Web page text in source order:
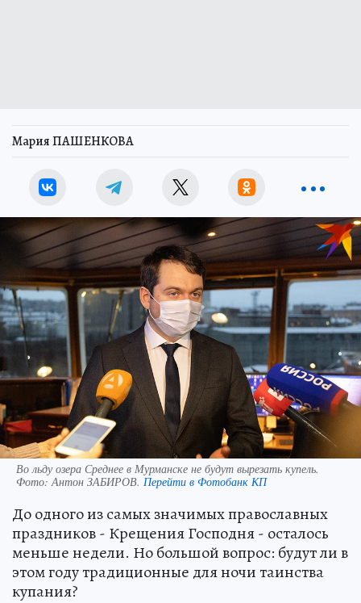
Мария ПАШЕНКОВА
Во льду озера Среднее в Мурманске не будут вырезать купель.
Фото:Антон ЗАБИРОВ. Перейти в Фотобанк КП
До одного из самых значимых православных
праздников - Крещения Господня - осталось
меньше недели. Но большой вопрос: будут ли в
этом году традиционные для ночи таинства
купания?